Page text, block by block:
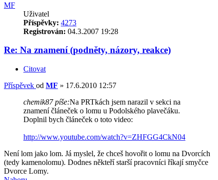
MF
Uživatel
Příspěvky: 4273
Registrován: 04.3.2007 19:28
Re: Na znamení (podněty, názory, reakce)
Citovat
Příspěvek od MF » 17.6.2010 12:57
chemik87 píše:Na PRTkách jsem narazil v sekci na
znamení článeček o lomu u Podolského plavečáku.
Doplnil bych článeček o toto video:
http://www.youtube.com/watch?v=ZHFGG4CkN04
Není lom jako lom. Já myslel, že chceš hovořit o lomu na Dvorcích
(tedy kamenolomu). Dodnes někteří starší pracovníci říkají smyčce
Dvorce Lomy.